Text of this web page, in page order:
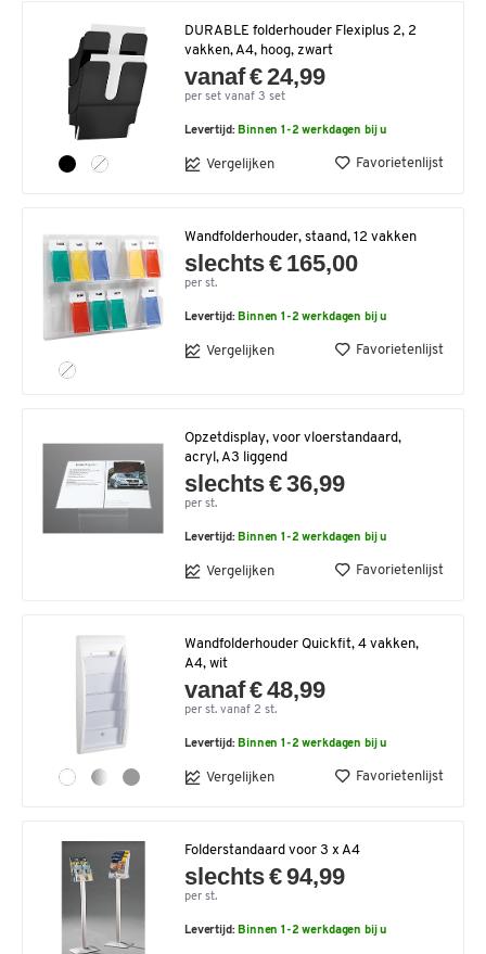
DURABLE folderhouder Flexiplus 2, 2
vakken, A4, hoog, zwart
vanaf € 24,99
per set vanaf 3 set
Levertijd: Binnen 1-2 werkdagen bij u
Vergelijken Favorietenlijst
Wandfolderhouder, staand, 12 vakken
slechts € 165,00
per st.
Levertijd: Binnen 1-2 werkdagen bij u
Vergelijken Favorietenlijst
Opzetdisplay, voor vloerstandaard,
acryl, A3 liggend
slechts € 36,99
per st.
Levertijd: Binnen 1-2 werkdagen bij u
Vergelijken Favorietenlijst
Wandfolderhouder Quickfit, 4 vakken,
A4, wit
vanaf € 48,99
per st. vanaf 2 st.
Levertijd: Binnen 1-2 werkdagen bij u
Vergelijken Favorietenlijst
Folderstandaard voor 3 x A4
slechts € 94,99
per st.
Levertijd: Binnen 1-2 werkdagen bij u